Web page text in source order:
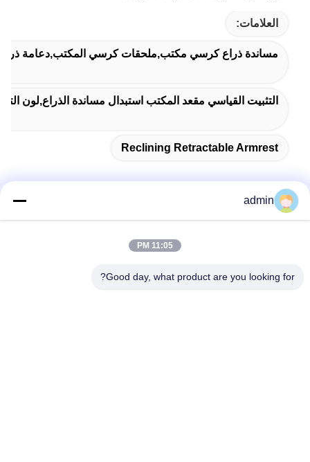
العلامات:
مساندة ذراع كرسي مكتب,ملحقات كرسي المكتب,دعامة ذراع
التثبيت القياسي مقعد المكتب استبدال مساندة الذراع,لون
Reclining Retractable Armrest
admin
11:05 PM
Good day, what product are you looking for?